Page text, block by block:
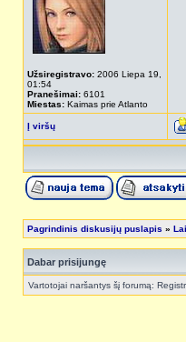
Užsiregistravo: 2006 Liepa 19,
01:54
Pranešimai: 6101
Miestas: Kaimas prie Atlanto
Į viršų
Pagrindinis diskusijų puslapis »
Dabar prisijungę
Vartotojai naršantys šį forumą: